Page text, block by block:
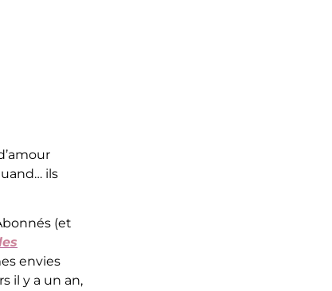
ils
(et
envies
il y a un an,